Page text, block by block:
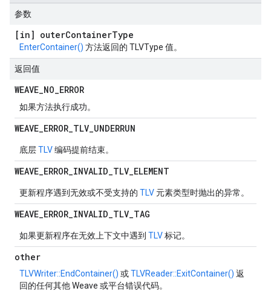
参数
[in] outerContainerType
EnterContainer() 方法返回的 TLVType 值。
返回值
WEAVE_NO_ERROR
如果方法执行成功。
WEAVE_ERROR_TLV_UNDERRUN
底层TLV编码提前结束。
WEAVE_ERROR_INVALID_TLV_ELEMENT
更新程序遇到无效或不受支持的 TLV 元素类型时抛出的异常。
WEAVE_ERROR_INVALID_TLV_TAG
如果更新程序在无效上下文中遇到 TLV标记。
other
TLVWriter::EndContainer() 或TLVReader::ExitContainer() 返
回的任何其他 Weave 或平台错误代码。